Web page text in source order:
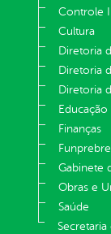
Controle
Cultura
Diretoria
Diretoria
Diretoria
Educação
Finanças
Funprebre
Gabinete
Obras e
Saúde
Secretaria